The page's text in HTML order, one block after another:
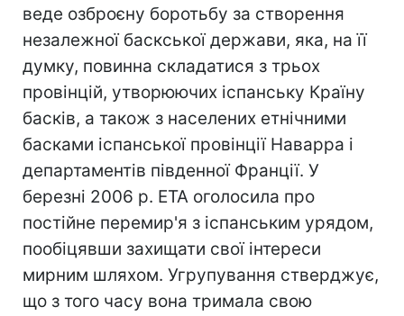
веде озброєну боротьбу за створення
незалежної баскської держави, яка, на її
думку, повинна складатися з трьох
провінцій, утворюючих іспанську Країну
басків, а також з населених етнічними
басками іспанської провінції Наварра і
департаментів південної Франції. У
березні 2006 р. ЕТА оголосила про
постійне перемир'я з іспанським урядом,
пообіцявши захищати свої інтереси
мирним шляхом. Угрупування стверджує,
що з того часу вона тримала свою